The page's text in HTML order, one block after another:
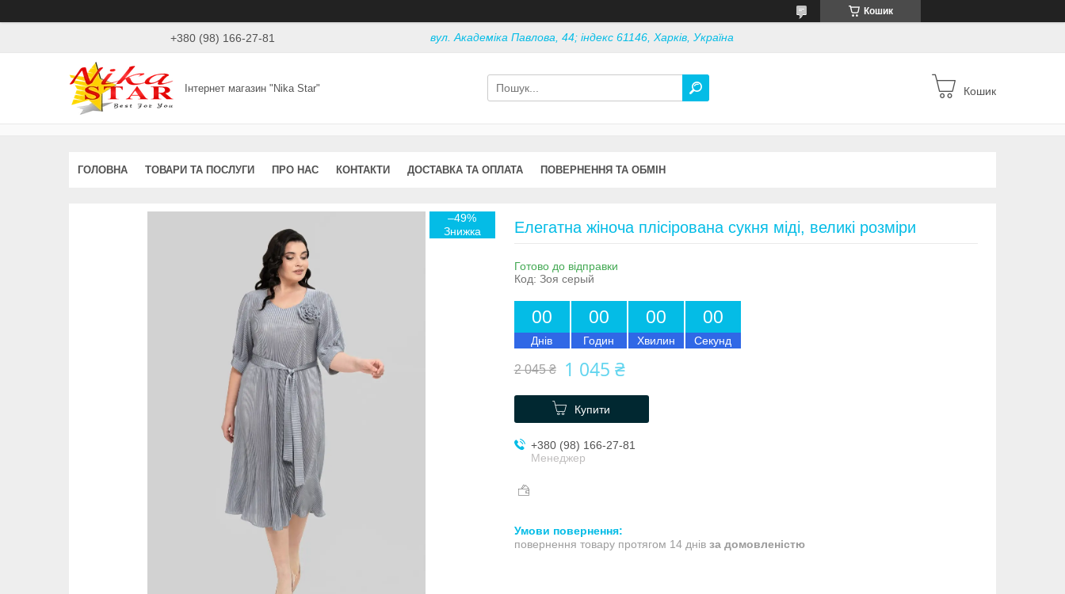
Кошик
+380 (98) 166-27-81 вул. Академіка Павлова, 44; індекс 61146, Харків, Україна
Інтернет магазин "Nika Star" Кошик
ГОЛОВНА ТОВАРИ ТА ПОСЛУГИ ПРО НАС КОНТАКТИ ДОСТАВКА ТА ОПЛАТА ПОВЕРНЕННЯ ТА ОБМІН
–49%
Елегатна жіноча плісірована сукня міді, великі розміри
Готово до відправки
Код: Зоя серый
00
Днів
00
Годин
00
Хвилин
00
Секунд
2 045 ₴ 1 045 ₴
Купити
+380 (98) 166-27-81
Менеджер
повернення товару протягом 14 днів за домовленістю